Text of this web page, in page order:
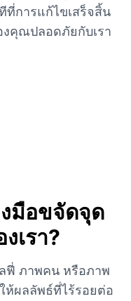
การแก้ไขเสร็จสิ้น
คุณปลอดภัยกับเรา
มือขจัดจุด
เรา?
ฟี่ ภาพคน หรือภาพ
ห้ผลลัพธ์ที่ไร้รอยต่อ